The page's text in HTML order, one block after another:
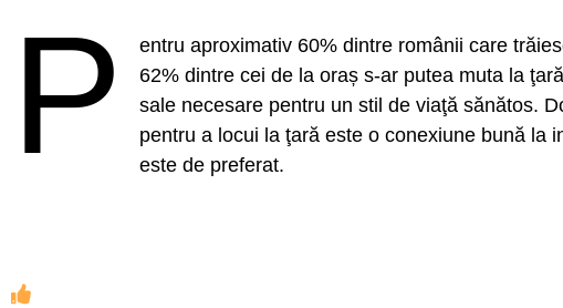
P
entru aproximativ 60% dintre românii care
62% dintre cei de la oraș s-ar putea muta la
sale necesare pentru un stil de viaţă sănătos.
pentru a locui la ţară este o conexiune bună la
este de preferat.